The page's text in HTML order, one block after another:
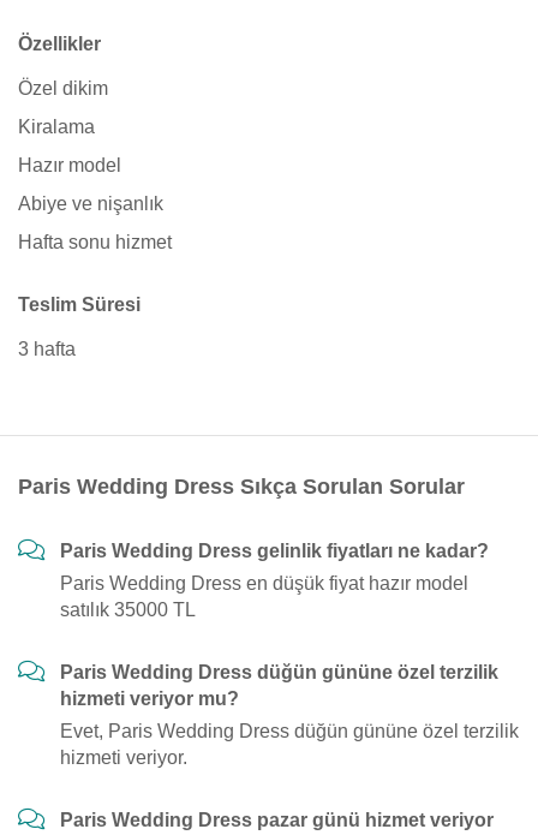
Özellikler
Özel dikim
Kiralama
Hazır model
Abiye ve nişanlık
Hafta sonu hizmet
Teslim Süresi
3 hafta
Paris Wedding Dress Sıkça Sorulan Sorular
Paris Wedding Dress gelinlik fiyatları ne kadar?
Paris Wedding Dress en düşük fiyat hazır model
satılık 35000 TL
Paris Wedding Dress düğün gününe özel terzilik
hizmeti veriyor mu?
Evet, Paris Wedding Dress düğün gününe özel terzilik
hizmeti veriyor.
Paris Wedding Dress pazar günü hizmet veriyor